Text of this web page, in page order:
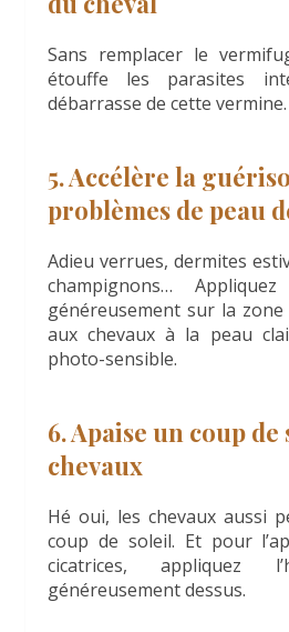
Sans remplacer le
étouffe les parasites
débarrasse de cette vermine.
5. Accélère la
problèmes de peau
Adieu verrues, dermites
champignons…
généreusement sur la
aux chevaux à la peau
photo-sensible.
6. Apaise un coup
chevaux
Hé oui, les chevaux aussi
coup de soleil. Et pour
cicatrices, appliquez
généreusement dessus.